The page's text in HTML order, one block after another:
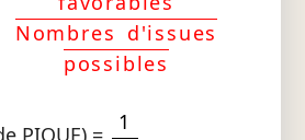
Nombres d'issues
possibles
PIQUE) =
1